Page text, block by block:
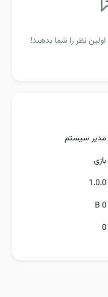
نظر را شما بدهید!
مدیر سیستم
بازی
1.0.0
0 B
0